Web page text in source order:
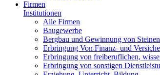
Firmen
Institutionen
Alle Firmen
Baugewerbe
Bergbau und Gewinnung von
Erbringung Von Finanz- und
Erbringung von freiberuflichen,
Erbringung von sonstigen